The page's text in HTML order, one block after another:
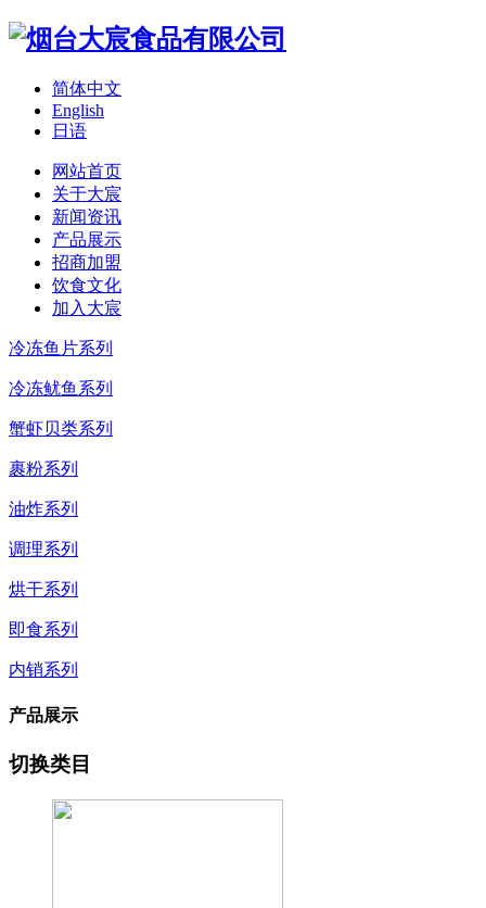
简体中文
English
日语
网站首页
关于大宸
新闻资讯
产品展示
招商加盟
饮食文化
加入大宸
冷冻鱼片系列
冷冻鱿鱼系列
蟹虾贝类系列
裹粉系列
油炸系列
调理系列
烘干系列
即食系列
内销系列
产品展示
切换类目